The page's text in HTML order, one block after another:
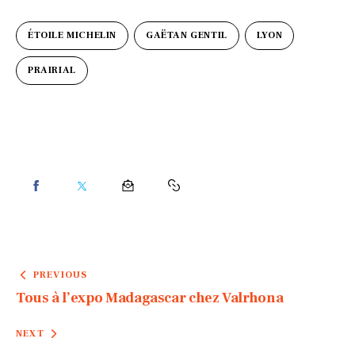
ÉTOILE MICHELIN GAËTAN GENTIL LYON
PRAIRIAL
PREVIOUS
Tous à l’expo Madagascar chez Valrhona
NEXT